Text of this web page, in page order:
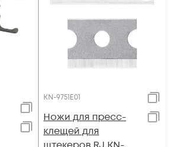
KN-9751E01
Ножи для пресс-
клещей для